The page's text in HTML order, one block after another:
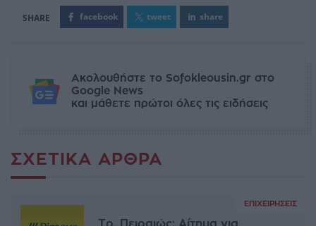
facebook tweet share
Ακολουθήστε το Sofokleousin.gr στο
Google News
και μάθετε πρώτοι όλες τις ειδήσεις
ΣΧΕΤΙΚΆ ΆΡΘΡΑ
ΕΠΙΧΕΙΡΉΣΕΙΣ